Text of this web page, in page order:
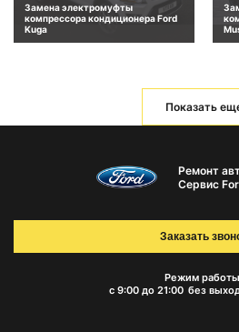
Замена электромуфты
компрессора кондиционера Ford
Kuga
Показать
Ремонт
Сервис
Режим
с 9:00 до 21:00 без
Заказать